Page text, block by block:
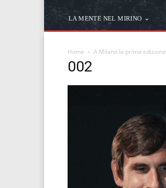
LA MENTE NEL MIRINO
Home A Milano la prima
002